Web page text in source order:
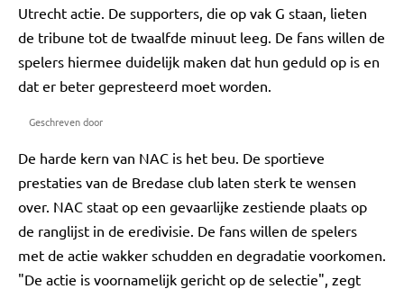
Utrecht actie. De supporters, die op vak G staan, lieten
de tribune tot de twaalfde minuut leeg. De fans willen de
spelers hiermee duidelijk maken dat hun geduld op is en
dat er beter gepresteerd moet worden.
Geschreven door
De harde kern van NAC is het beu. De sportieve
prestaties van de Bredase club laten sterk te wensen
over. NAC staat op een gevaarlijke zestiende plaats op
de ranglijst in de eredivisie. De fans willen de spelers
met de actie wakker schudden en degradatie voorkomen.
"De actie is voornamelijk gericht op de selectie", zegt